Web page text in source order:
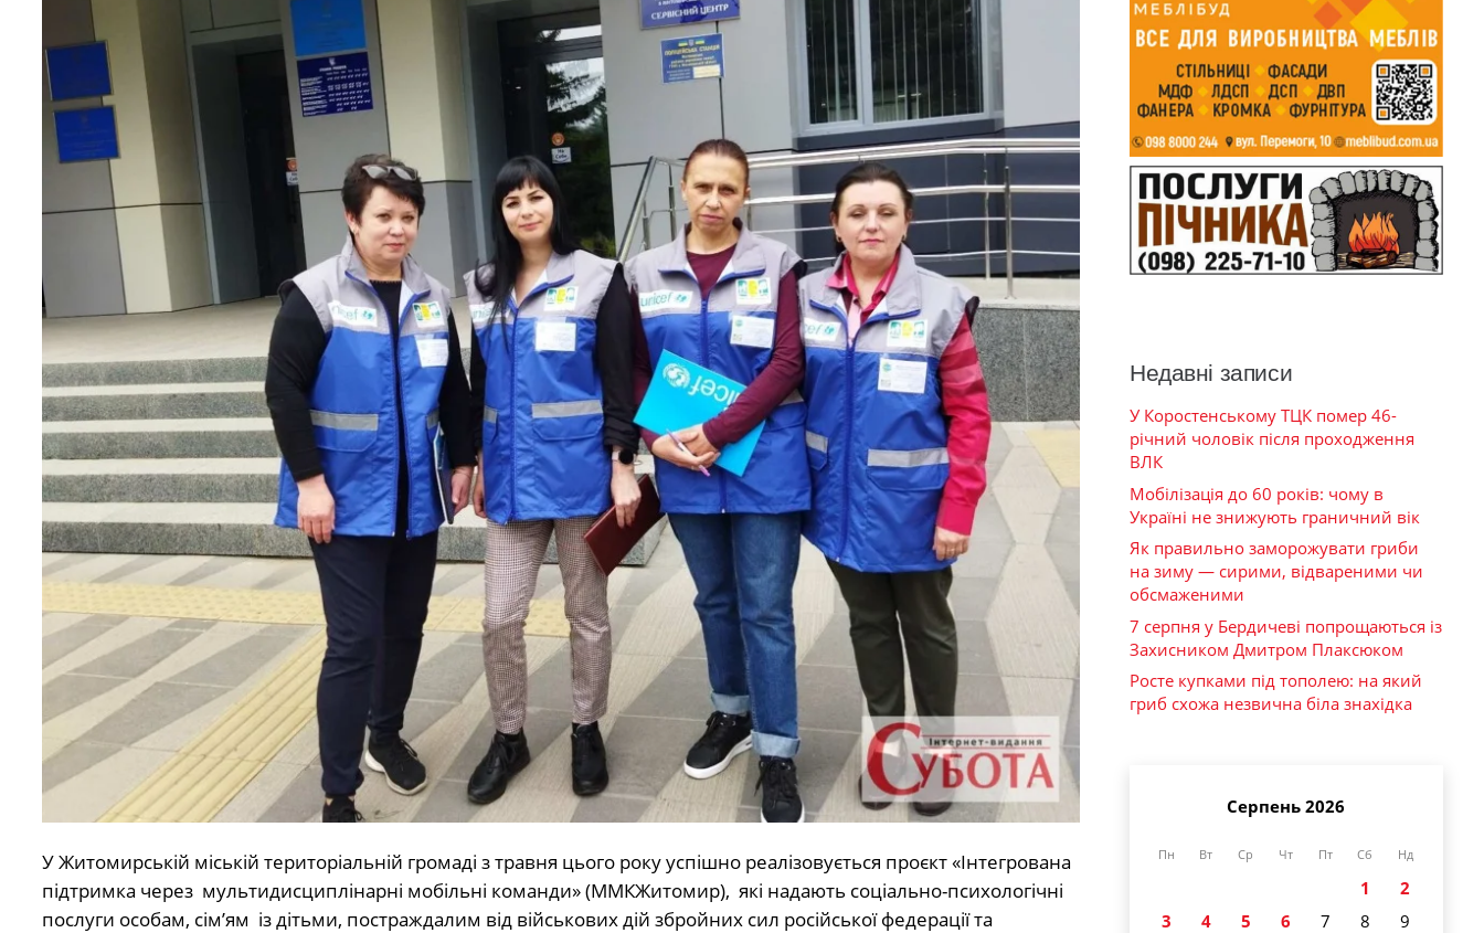
У Житомирській міській територіальній громаді з травня цього року успішно реалізовується проєкт «Інтегрована
підтримка через мультидисциплінарні мобільні команди» (ММКЖитомир), які надають соціально-психологічні
послуги особам, сім’ям із дітьми, постраждалим від військових дій збройних сил російської федерації та
Недавні записи
У Коростенському ТЦК помер 46-
річний чоловік після проходження
ВЛК
Мобілізація до 60 років: чому в
Україні не знижують граничний вік
Як правильно заморожувати гриби
на зиму — сирими, відвареними чи
обсмаженими
7 серпня у Бердичеві попрощаються із
Захисником Дмитром Плаксюком
Росте купками під тополею: на який
гриб схожа незвична біла знахідка
Серпень 2026
Пн Вт Ср Чт Пт Сб Нд
1
2
3
4 5 6 7 8
9